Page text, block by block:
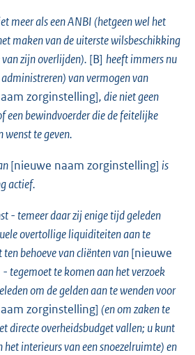
meer als een ANBI (hetgeen wel het
maken van de uiterste wilsbeschikking
zijn overlijden). [B] heeft immers nu
van vermogen van
zorginstelling], die niet geen
een bewindvoerder die de feitelijke
te geven.
[nieuwe naam zorginstelling] is
actief.
- temeer daar zij enige tijd geleden
overtollige liquiditeiten aan te
behoeve van cliënten van[nieuwe
- tegemoet te komen aan het verzoek
om de gelden aan te wenden voor
zorginstelling] (en om zaken te
directe overheidsbudget vallen; u kunt
interieurs van een snoezelruimte) en